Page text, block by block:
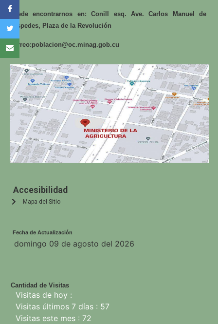
Puede encontrarnos en: Conill esq. Ave. Carlos Manuel de
Céspedes, Plaza de la Revolución
Correo:poblacion@oc.minag.gob.cu
Accesibilidad
Mapa del Sitio
Fecha de Actualización
Cantidad de Visitas
Visitas de hoy :
Visitas últimos 7 días : 57
Visitas este mes : 72
domingo 09 de agosto del 2026